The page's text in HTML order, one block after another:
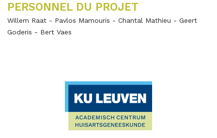
PERSONNEL DU PROJET
Willem Raat - Pavlos Mamouris - Chantal Mathieu - Geert
Goderis - Bert Vaes